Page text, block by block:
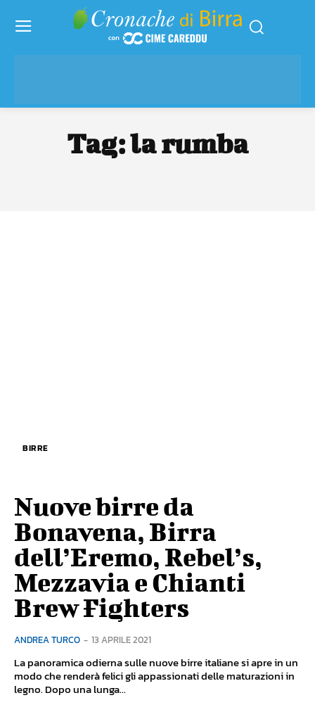
Tag:la rumba
BIRRE
Nuove birre da
Bonavena, Birra
dell’Eremo, Rebel’s,
Mezzavia e Chianti
Brew Fighters
ANDREA TURCO - 13 APRILE 2021
La panoramica odierna sulle nuove birre italiane si apre in un
modo che renderà felici gli appassionati delle maturazioni in
legno. Dopo una lunga...